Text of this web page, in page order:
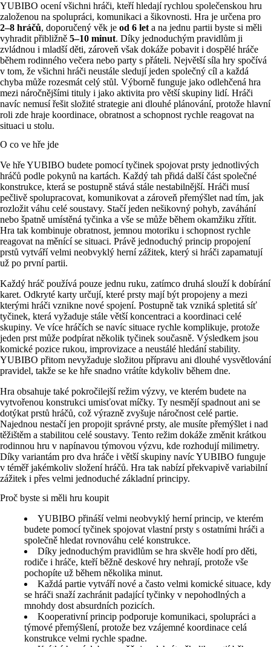
YUBIBO ocení všichni hráči, kteří hledají rychlou společenskou hru
založenou na spolupráci, komunikaci a šikovnosti. Hra je určena pro
2–8 hráčů, doporučený věk je od 6 let a na jednu partii byste si měli
vyhradit přibližně 5–10 minut. Díky jednoduchým pravidlům ji
zvládnou i mladší děti, zároveň však dokáže pobavit i dospělé hráče
během rodinného večera nebo party s přáteli. Největší síla hry spočívá
v tom, že všichni hráči neustále sledují jeden společný cíl a každá
chyba může rozesmát celý stůl. Výborně funguje jako odlehčená hra
mezi náročnějšími tituly i jako aktivita pro větší skupiny lidí. Hráči
navíc nemusí řešit složité strategie ani dlouhé plánování, protože hlavní
roli zde hraje koordinace, obratnost a schopnost rychle reagovat na
situaci u stolu.
O co ve hře jde
Ve hře YUBIBO budete pomocí tyčinek spojovat prsty jednotlivých
hráčů podle pokynů na kartách. Každý tah přidá další část společné
konstrukce, která se postupně stává stále nestabilnější. Hráči musí
pečlivě spolupracovat, komunikovat a zároveň přemýšlet nad tím, jak
rozložit váhu celé soustavy. Stačí jeden nešikovný pohyb, zaváhání
nebo špatně umístěná tyčinka a vše se může během okamžiku zřítit.
Hra tak kombinuje obratnost, jemnou motoriku i schopnost rychle
reagovat na měnící se situaci. Právě jednoduchý princip propojení
prstů vytváří velmi neobvyklý herní zážitek, který si hráči zapamatují
už po první partii.
Každý hráč používá pouze jednu ruku, zatímco druhá slouží k dobírání
karet. Odkryté karty určují, které prsty mají být propojeny a mezi
kterými hráči vznikne nové spojení. Postupně tak vzniká spletitá síť
tyčinek, která vyžaduje stále větší koncentraci a koordinaci celé
skupiny. Ve více hráčích se navíc situace rychle komplikuje, protože
jeden prst může podpírat několik tyčinek současně. Výsledkem jsou
komické pozice rukou, improvizace a neustálé hledání stability.
YUBIBO přitom nevyžaduje složitou přípravu ani dlouhé vysvětlování
pravidel, takže se ke hře snadno vrátíte kdykoliv během dne.
Hra obsahuje také pokročilejší režim výzvy, ve kterém budete na
vytvořenou konstrukci umisťovat míčky. Ty nesmějí spadnout ani se
dotýkat prstů hráčů, což výrazně zvyšuje náročnost celé partie.
Najednou nestačí jen propojit správné prsty, ale musíte přemýšlet i nad
těžištěm a stabilitou celé soustavy. Tento režim dokáže změnit krátkou
rodinnou hru v napínavou týmovou výzvu, kde rozhodují milimetry.
Díky variantám pro dva hráče i větší skupiny navíc YUBIBO funguje
v téměř jakémkoliv složení hráčů. Hra tak nabízí překvapivě variabilní
zážitek i přes velmi jednoduché základní principy.
Proč byste si měli hru koupit
YUBIBO přináší velmi neobvyklý herní princip, ve kterém
budete pomocí tyčinek spojovat vlastní prsty s ostatními hráči a
společně hledat rovnováhu celé konstrukce.
Díky jednoduchým pravidlům se hra skvěle hodí pro děti,
rodiče i hráče, kteří běžně deskové hry nehrají, protože vše
pochopíte už během několika minut.
Každá partie vytváří nové a často velmi komické situace, kdy
se hráči snaží zachránit padající tyčinky v nepohodlných a
mnohdy dost absurdních pozicích.
Kooperativní princip podporuje komunikaci, spolupráci a
týmové přemýšlení, protože bez vzájemné koordinace celá
konstrukce velmi rychle spadne.